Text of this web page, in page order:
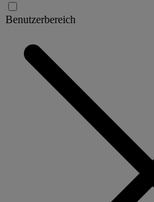
Benutzerbereich